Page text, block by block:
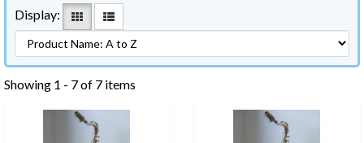
Display:
Showing 1 - 7 of 7 items